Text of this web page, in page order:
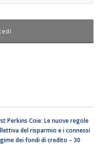
Perkins Coie: Le nuove regole
del risparmio e i connessi
dei fondi di credito – 30